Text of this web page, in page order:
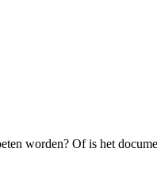
worden? Of is het